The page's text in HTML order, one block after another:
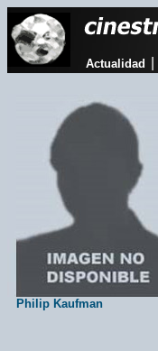
Actualidad
Philip Kaufman